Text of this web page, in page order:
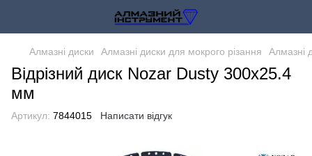
Алмазні диски Алмазні диски для мокрого різання Алмазні
Відрізний диск Nozar Dusty 300х25.4
мм
Артикул: 7844015 Написати відгук